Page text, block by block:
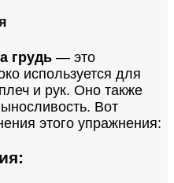
грудь — это
используется для
и рук. Оно также
Вот
этого упражнения: